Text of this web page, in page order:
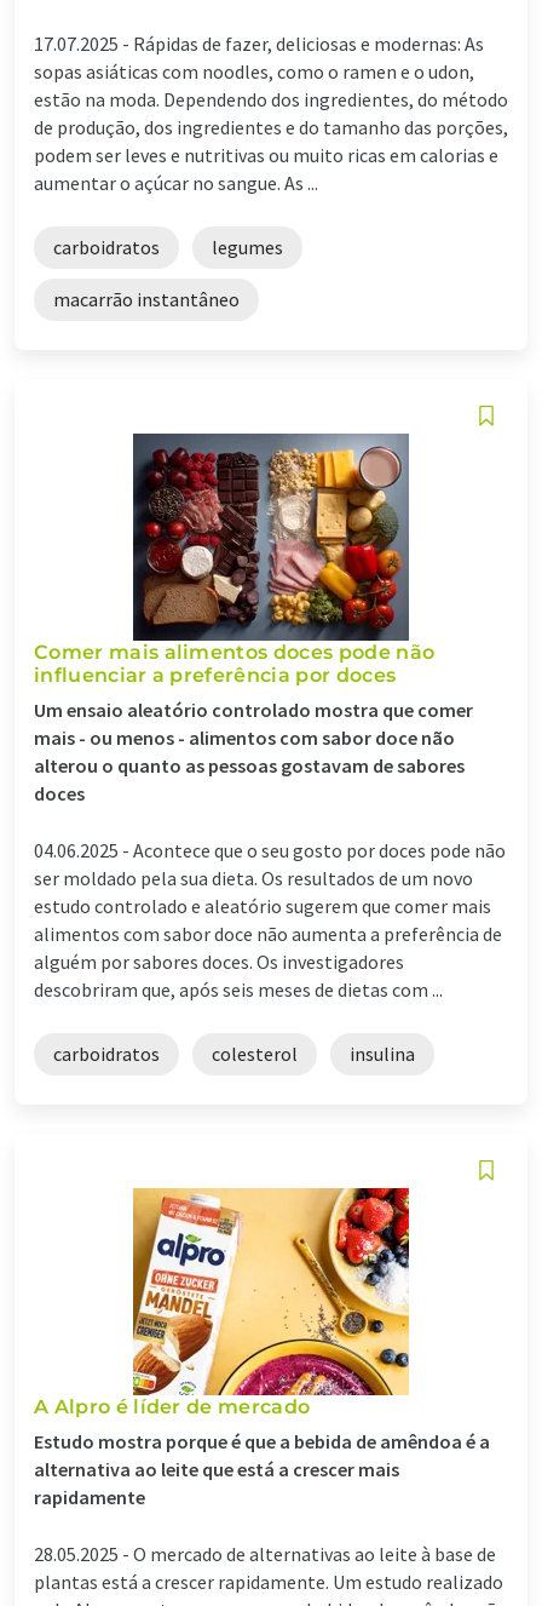
17.07.2025 - Rápidas de fazer, deliciosas e modernas: As
sopas asiáticas com noodles, como o ramen e o udon,
estão na moda. Dependendo dos ingredientes, do método
de produção, dos ingredientes e do tamanho das porções,
podem ser leves e nutritivas ou muito ricas em calorias e
aumentar o açúcar no sangue. As ...
carboidratos legumes
macarrão instantâneo
Comer mais alimentos doces pode não
influenciar a preferência por doces
Um ensaio aleatório controlado mostra que comer
mais - ou menos - alimentos com sabor doce não
alterou o quanto as pessoas gostavam de sabores
doces
04.06.2025 - Acontece que o seu gosto por doces pode não
ser moldado pela sua dieta. Os resultados de um novo
estudo controlado e aleatório sugerem que comer mais
alimentos com sabor doce não aumenta a preferência de
alguém por sabores doces. Os investigadores
descobriram que, após seis meses de dietas com ...
carboidratos colesterol insulina
A Alpro é líder de mercado
Estudo mostra porque é que a bebida de amêndoa é a
alternativa ao leite que está a crescer mais
rapidamente
28.05.2025 - O mercado de alternativas ao leite à base de
plantas está a crescer rapidamente. Um estudo realizado